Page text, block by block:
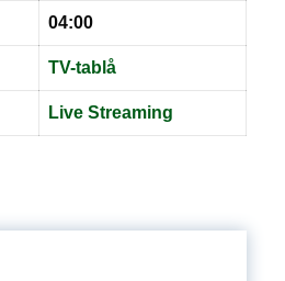
04:00
TV-tablå
Live Streaming